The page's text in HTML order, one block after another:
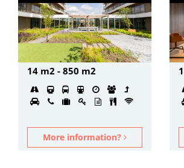
14 m2 - 850 m2
More information?